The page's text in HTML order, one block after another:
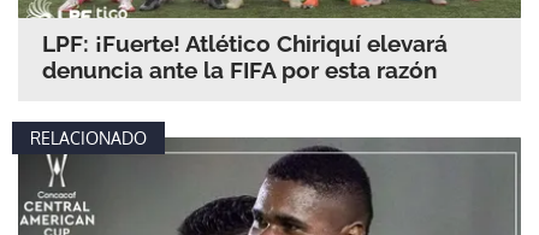
LPF: ¡Fuerte! Atlético Chiriquí elevará
denuncia ante la FIFA por esta razón
RELACIONADO